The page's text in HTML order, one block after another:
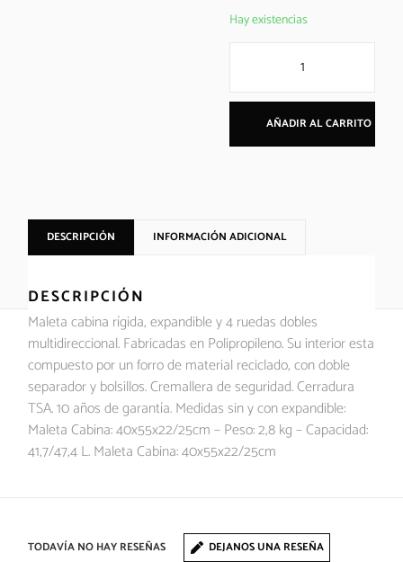
Hay existencias
AÑADIR AL CARRITO
DESCRIPCIÓN INFORMACIÓN ADICIONAL
DESCRIPCIÓN
Maleta cabina rígida, expandible y 4 ruedas dobles
multidireccional. Fabricadas en Polipropileno. Su interior esta
compuesto por un forro de material reciclado, con doble
separador y bolsillos. Cremallera de seguridad. Cerradura
TSA. 10 años de garantía. Medidas sin y con expandible:
Maleta Cabina: 40x55x22/25cm – Peso: 2,8 kg – Capacidad:
41,7/47,4 L. Maleta Cabina: 40x55x22/25cm
TODAVÍA NO HAY RESEÑAS DEJANOS UNA RESEÑA